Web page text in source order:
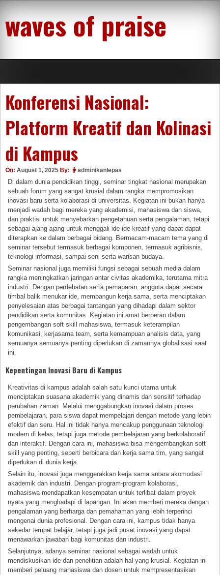
content
waves of praise
Konferensi Nasional:
Platform Kreatif dan Kolinasi
di Kampus
On: August 1, 2025 By: adminikanlepas
Di dalam dunia pendidikan tinggi, seminar tingkat nasional merupakan
sebuah forum yang sangat krusial dalam rangka mempromosikan
inovasi baru serta kolaborasi di universitas. Kegiatan ini bukan hanya
menjadi wadah bagi mereka yang akademisi, mahasiswa dan siswa,
dan praktisi untuk menyebarkan pengetahuan serta pengalaman, tetapi
sebagai ajang ajang untuk menggali ide-ide kreatif yang dapat dapat
diterapkan ke dalam berbagai bidang. Bermacam-macam tema yang di
seminar tersebut termasuk berbagai komponen, termasuk agribisnis,
teknologi informasi, sampai seni serta warisan budaya.
Seminar nasional juga memiliki fungsi sebagai sebuah media dalam
rangka meningkatkan jaringan antar civitas akademika, terutama mitra
industri. Dengan perdebatan serta pemaparan, anggota dapat secara
timbal balik menukar ide, membangun kerja sama, serta menciptakan
penyelesaian atas berbagai tantangan yang dihadapi dalam sektor
pendidikan serta komunitas. Kegiatan ini amat berperan dalam
pengembangan soft skill mahasiswa, termasuk keterampilan
komunikasi, kerjasama team, serta kemampuan analisis data, yang
semuanya semuanya penting diperlukan di zamannya globalisasi saat
ini.
Kepentingan Inovasi Baru di Kampus
Kreativitas di kampus adalah salah satu kunci utama untuk
menciptakan suasana akademik yang dinamis dan sensitif terhadap
perubahan zaman. Melalui menggabungkan inovasi dalam proses
pembelajaran, para siswa dapat mempelajari dengan metode yang lebih
efektif dan seru. Hal ini tidak hanya mencakup penggunaan teknologi
modern di kelas, tetapi juga metode pembelajaran yang berkolaboratif
dan interaktif. Dengan cara ini, mahasiswa bisa mengembangkan soft
skill yang penting, seperti berbicara dan kerja sama tim, yang sangat
diperlukan di dunia kerja.
Selain itu, inovasi juga menggerakkan kerja sama antara akomodasi
akademik dan industri. Dengan program-program kolaborasi,
mahasiswa mendapatkan kesempatan untuk terlibat dalam proyek
nyata yang menghadapi di lapangan. Ini akan memberi mereka dengan
pengalaman yang berharga dan pemahaman yang lebih terperinci
mengenai dunia profesional. Dengan cara ini, kampus tidak hanya
sekedar tempat belajar, tetapi juga jadi pusat inovasi yang dapat
menawarkan jawaban bagi komunitas dan industri.
Selanjutnya, adanya seminar nasional sebagai wadah untuk
mendiskusikan ide dan penelitian adalah hal yang krusial. Kegiatan ini
memberi peluang mahasiswa dan dosen untuk mempresentasikan